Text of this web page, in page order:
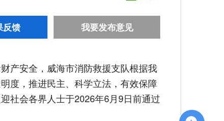
反馈 我要发布意见
产安全，威海市消防救援支队根据我
度，推进民主、科学立法，有效保障
社会各界人士于2026年6月9日前通过